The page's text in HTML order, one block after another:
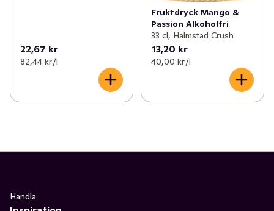
22,67 kr
82,44 kr /l
Fruktdryck Mango &
Passion Alkoholfri
33 cl, Halmstad Crush
13,20 kr
40,00 kr /l
Handla